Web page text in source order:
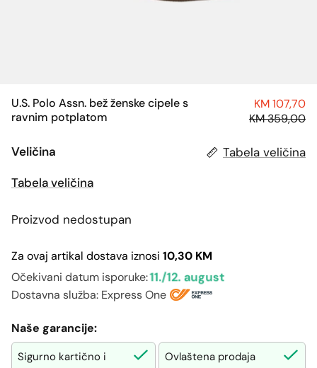
U.S. Polo Assn. bež ženske cipele s
ravnim potplatom
KM 107,70
KM 359,00
Veličina
Tabela veličina
Tabela veličina
Proizvod nedostupan
Za ovaj artikal dostava iznosi 10,30 KM
Očekivani datum isporuke:11./12. august
Dostavna služba: Express One
Naše garancije:
Sigurno kartično i
Ovlaštena prodaja